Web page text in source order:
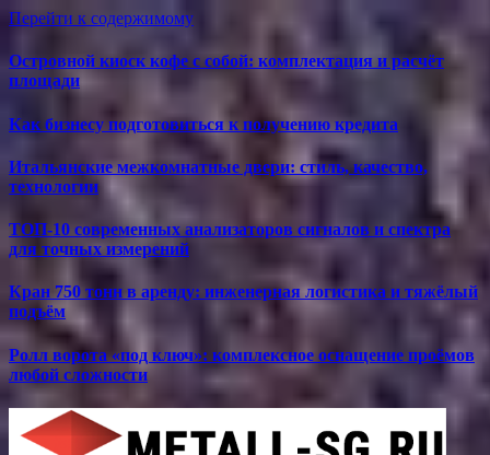
Перейти к содержимому
Островной киоск кофе с собой: комплектация и расчёт
площади
Как бизнесу подготовиться к получению кредита
Итальянские межкомнатные двери: стиль, качество,
технологии
ТОП-10 современных анализаторов сигналов и спектра
для точных измерений
Кран 750 тонн в аренду: инженерная логистика и тяжёлый
подъём
Ролл ворота «под ключ»: комплексное оснащение проёмов
любой сложности